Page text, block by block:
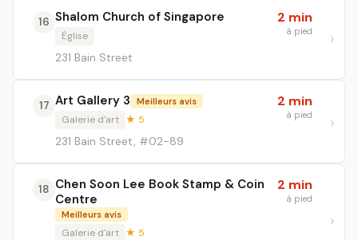
16 Shalom Church of Singapore
Église
231 Bain Street
2 min
à pied
17 Art Gallery 3 Meilleurs avis
Galerie d'art ★ 5
231 Bain Street, #02-89
2 min
à pied
18 Chen Soon Lee Book Stamp & Coin
Centre
Meilleurs avis
Galerie d'art ★ 5
2 min
à pied